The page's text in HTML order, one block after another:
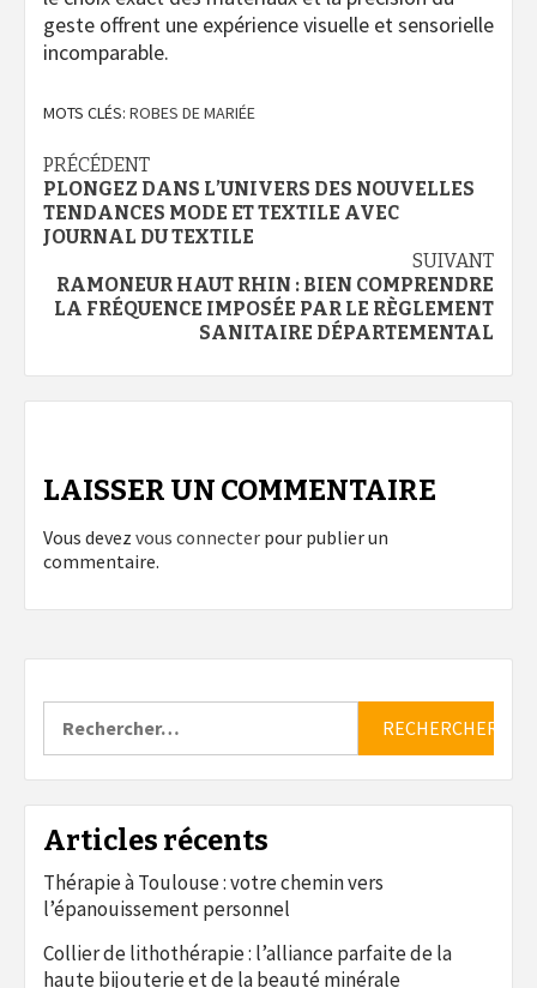
geste offrent une expérience visuelle et sensorielle
incomparable.
MOTS CLÉS: ROBES DE MARIÉE
Navigation
d’article
PRÉCÉDENT
PLONGEZ DANS L’UNIVERS DES NOUVELLES
TENDANCES MODE ET TEXTILE AVEC
JOURNAL DU TEXTILE
SUIVANT
RAMONEUR HAUT RHIN : BIEN COMPRENDRE
LA FRÉQUENCE IMPOSÉE PAR LE RÈGLEMENT
SANITAIRE DÉPARTEMENTAL
LAISSER UN COMMENTAIRE
Vous devez vous connecter pour publier un
commentaire.
Articles récents
Thérapie à Toulouse : votre chemin vers
l’épanouissement personnel
Collier de lithothérapie : l’alliance parfaite de la
haute bijouterie et de la beauté minérale